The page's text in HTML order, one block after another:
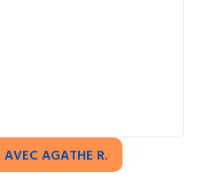
AVEC AGATHE R.